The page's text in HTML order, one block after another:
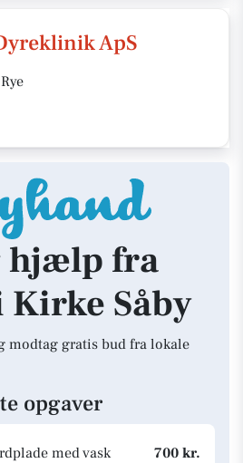
ApS
hjælp fra
Såby
modtag gratis bud fra lokale
opgaver
med vask
700 kr.